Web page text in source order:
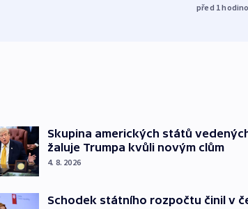
před 1
Skupina amerických států
žaluje Trumpa kvůli novým clům
4. 8. 2026
Schodek státního rozpočtu činil v